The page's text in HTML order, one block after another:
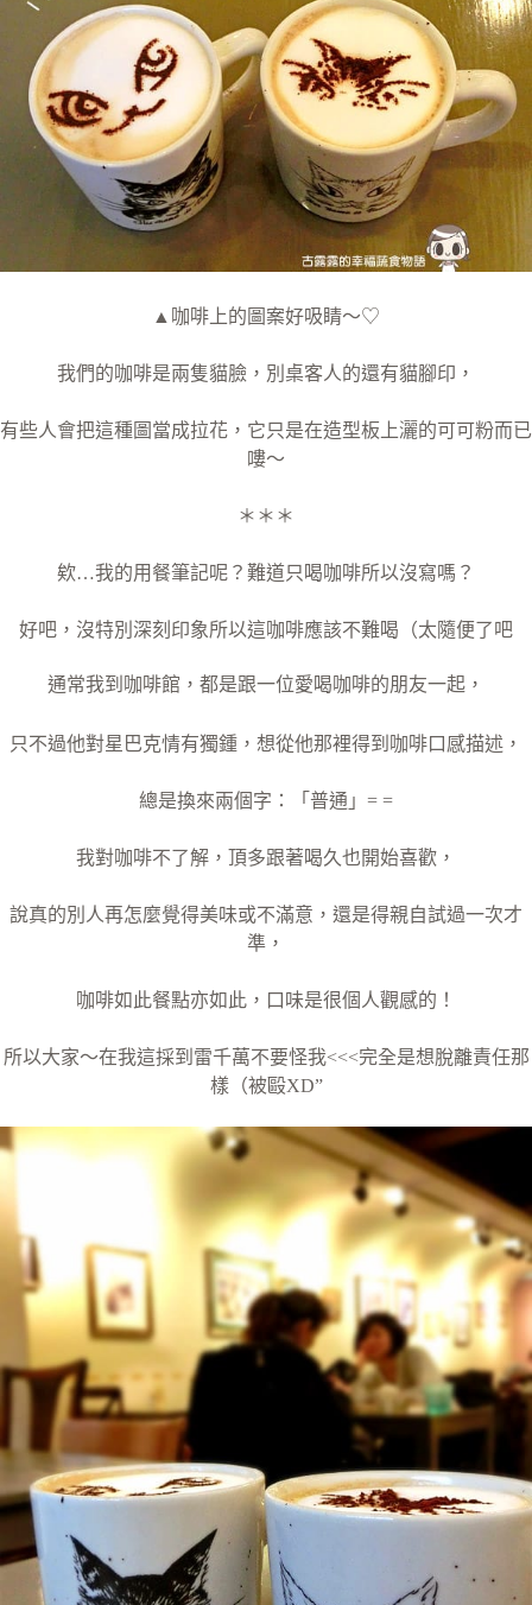
▲咖啡上的圖案好吸睛～♡
我們的咖啡是兩隻貓臉，別桌客人的還有貓腳印，
有些人會把這種圖當成拉花，它只是在造型板上灑的可可粉而已
嘍～
＊＊＊
欸…我的用餐筆記呢？難道只喝咖啡所以沒寫嗎？
好吧，沒特別深刻印象所以這咖啡應該不難喝（太隨便了吧
通常我到咖啡館，都是跟一位愛喝咖啡的朋友一起，
只不過他對星巴克情有獨鍾，想從他那裡得到咖啡口感描述，
總是換來兩個字：「普通」= =
我對咖啡不了解，頂多跟著喝久也開始喜歡，
說真的別人再怎麼覺得美味或不滿意，還是得親自試過一次才
準，
咖啡如此餐點亦如此，口味是很個人觀感的！
所以大家～在我這採到雷千萬不要怪我<<<完全是想脫離責任那
樣（被毆XD”